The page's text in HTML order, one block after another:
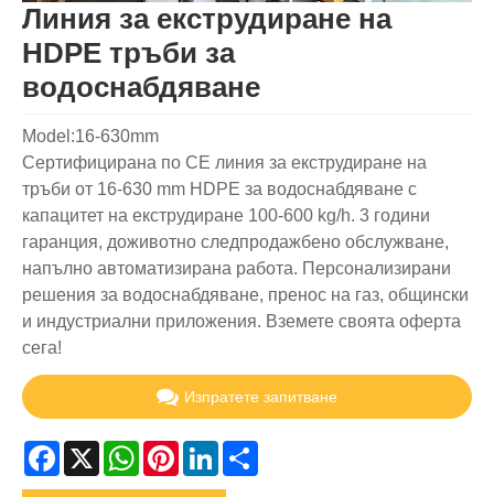
Линия за екструдиране на
HDPE тръби за
водоснабдяване
Model:16-630mm
Сертифицирана по CE линия за екструдиране на
тръби от 16-630 mm HDPE за водоснабдяване с
капацитет на екструдиране 100-600 kg/h. 3 години
гаранция, доживотно следпродажбено обслужване,
напълно автоматизирана работа. Персонализирани
решения за водоснабдяване, пренос на газ, общински
и индустриални приложения. Вземете своята оферта
сега!
Изпратете запитване
Facebook
X WhatsApp
PinterestLinkedIn